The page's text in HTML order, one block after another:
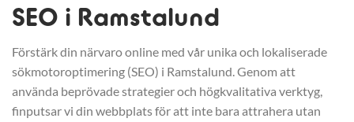
SEO i Ramstalund
Förstärk din närvaro online med vår unika och lokaliserade
sökmotoroptimering (SEO) i Ramstalund. Genom att
använda beprövade strategier och högkvalitativa verktyg,
finputsar vi din webbplats för att inte bara attrahera utan